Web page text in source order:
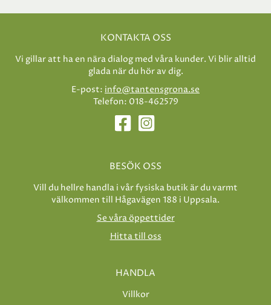
KONTAKTA OSS
Vi gillar att ha en nära dialog med våra kunder. Vi blir alltid
glada när du hör av dig.
E-post: info@tantensgrona.se
Telefon: 018-462579
BESÖK OSS
Vill du hellre handla i vår fysiska butik är du varmt
välkommen till Hågavägen 188 i Uppsala.
Se våra öppettider
Hitta till oss
HANDLA
Villkor